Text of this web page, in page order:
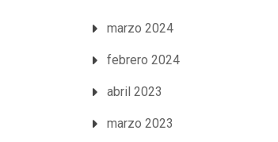
marzo 2024
febrero 2024
abril 2023
marzo 2023